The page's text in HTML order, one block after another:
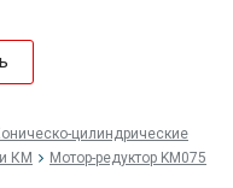
цилиндрические
КМ Мотор-редуктор KM075